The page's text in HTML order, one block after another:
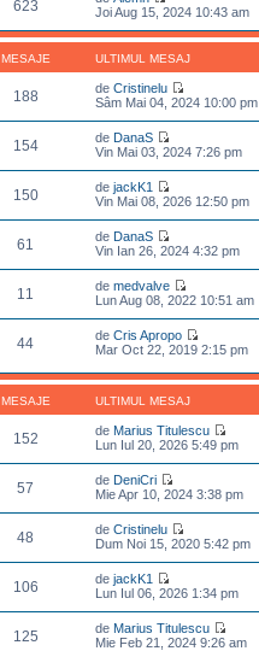
623
Joi Aug 15, 2024 10:43 am
MESAJE ULTIMUL MESAJ
188 deCristinelu
Sâm Mai 04, 2024 10:00 pm
154 de DanaS
Vin Mai 03, 2024 7:26 pm
150 dejackK1
Vin Mai 08, 2026 12:50 pm
61 de DanaS
Vin Ian 26, 2024 4:32 pm
11 demedvalve
Lun Aug 08, 2022 10:51 am
44 deCris Apropo
Mar Oct 22, 2019 2:15 pm
MESAJE ULTIMUL MESAJ
152 de Marius Titulescu
Lun Iul 20, 2026 5:49 pm
57 de DeniCri
Mie Apr 10, 2024 3:38 pm
48 deCristinelu
Dum Noi 15, 2020 5:42 pm
106 dejackK1
Lun Iul 06, 2026 1:34 pm
125 de Marius Titulescu
Mie Feb 21, 2024 9:26 am